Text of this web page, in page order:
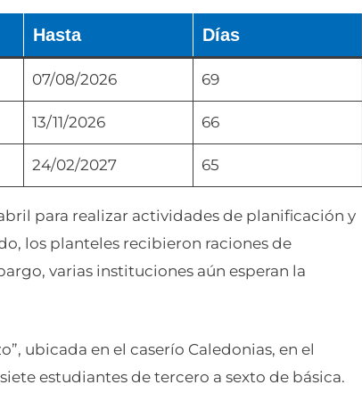
Hasta Días
07/08/2026 69
13/11/2026 66
24/02/2027 65
para realizar actividades de planificación y
los planteles recibieron raciones de
varias instituciones aún esperan la
ubicada en el caserío Caledonias, en el
estudiantes de tercero a sexto de básica.